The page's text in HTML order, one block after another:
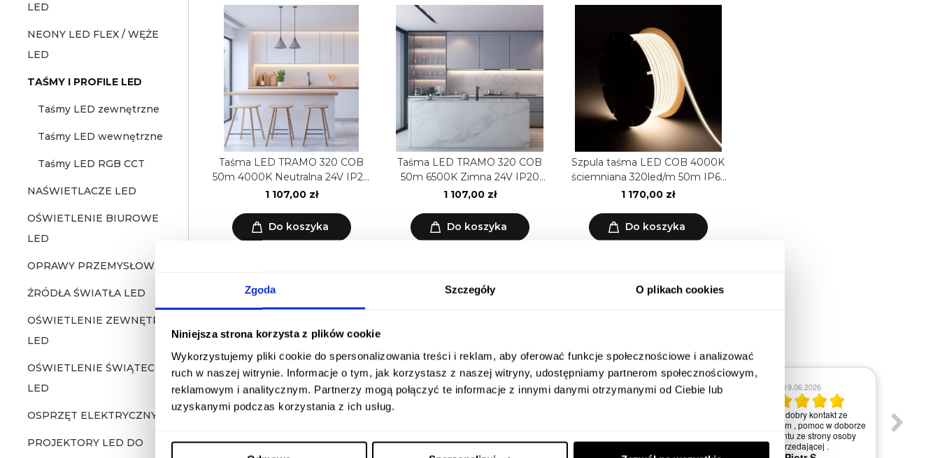
Zgoda Szczegóły O plikach cookies
Niniejsza strona korzysta z plików cookie
Wykorzystujemy pliki cookie do spersonalizowania treści i reklam, aby oferować funkcje społecznościowe i analizować
ruch w naszej witrynie. Informacje o tym, jak korzystasz z naszej witryny, udostępniamy partnerom społecznościowym,
reklamowym i analitycznym. Partnerzy mogą połączyć te informacje z innymi danymi otrzymanymi od Ciebie lub
uzyskanymi podczas korzystania z ich usług.
LED
NEONY LED FLEX / WĘŻE
LED
TAŚMY I PROFILE LED
Taśmy LED zewnętrzne
Taśmy LED wewnętrzne
Taśmy LED RGB CCT
NAŚWIETLACZE LED
OŚWIETLENIE BIUROWE
LED
OPRAWY PRZEMYSŁOWE
ŹRÓDŁA ŚWIATŁA LED
OŚWIETLENIE ZEWNĘTRZNE
LED
OŚWIETLENIE ŚWIĄTECZNE
LED
OSPRZĘT ELEKTRYCZNY
PROJEKTORY LED DO
Taśma LED TRAMO 320 COB
50m 4000K Neutralna 24V IP20
8mm Kobi Premium
1 107,00 zł
Do koszyka
Taśma LED TRAMO 320 COB
50m 6500K Zimna 24V IP20
8mm Kobi Premium
1 107,00 zł
Do koszyka
Szpula taśma LED COB 4000K
ściemniana 320led/m 50m IP65
zewnętrzna
1 170,00 zł
Do koszyka
Świetnie!
Ocena średnia 4.9 na 5
Na podstawie492 opinii.
Sprawdź wszystkie opinietutaj .
Świetny kontakt ze
Błyskawiczna dostawa. Polecam!
19.06.2026
Bardzo dobry kontakt ze
sprzedającej .
Tomasz M.
jakość. Ponadto wzorowy kontakt
08.06.2026
Szybka dostawa, profesjonalne
wsparcie przy doborze
odpowiedniego oświetlenia.
Adam S.